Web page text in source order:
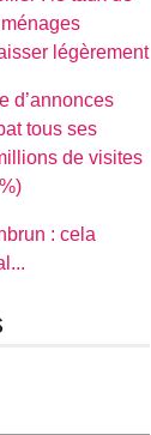
légèrement
d’annonces
tous ses
de visites
: cela